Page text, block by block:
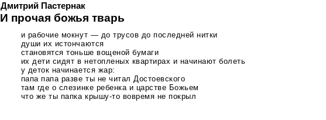
Дмитрий Пастернак
И прочая божья тварь
и рабочие мокнут — до трусов до последней нитки
души их истончаются
становятся тоньше вощеной бумаги
их дети сидят в нетопленых квартирах и начинают болеть
у деток начинается жар:
папа папа разве ты не читал Достоевского
там где о слезинке ребенка и царстве Божьем
что же ты папкакрышу-то вовремя не покрыл